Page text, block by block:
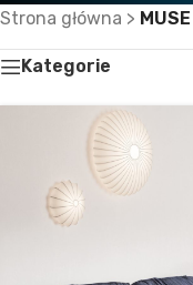
Strona główna > MUSE
Kategorie